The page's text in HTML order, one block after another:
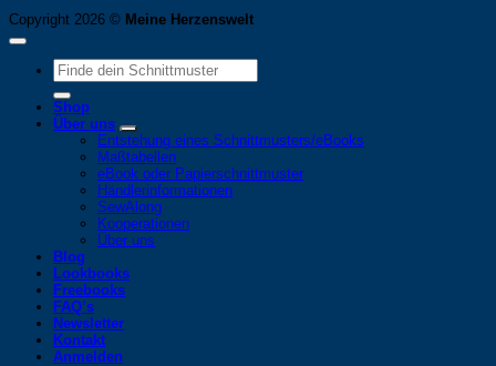
Copyright 2026 © Meine Herzenswelt
Suche
nach:
Shop
Über uns
Entstehung eines Schnittmusters/eBooks
Maßtabellen
eBook oder Papierschnittmuster
Händlerinformationen
SewAlong
Kooperationen
Über uns
Blog
Lookbooks
Freebooks
FAQ’s
Newsletter
Kontakt
Anmelden